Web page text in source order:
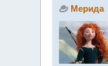
Мерида